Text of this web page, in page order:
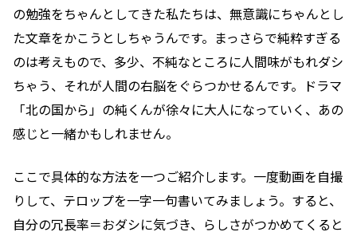
の勉強をちゃんとしてきた私たちは、無意識にちゃんとし
た文章をかこうとしちゃうんです。まっさらで純粋すぎる
のは考えもので、多少、不純なところに人間味がもれダシ
ちゃう、それが人間の右脳をぐらつかせるんです。ドラマ
「北の国から」の純くんが徐々に大人になっていく、あの
感じと一緒かもしれません。
ここで具体的な方法を一つご紹介します。一度動画を自撮
りして、テロップを一字一句書いてみましょう。すると、
自分の冗長率＝おダシに気づき、らしさがつかめてくると